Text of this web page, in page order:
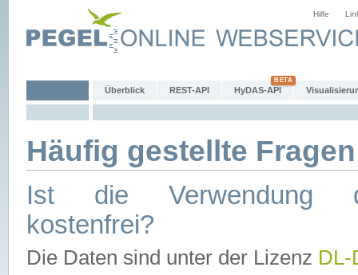
Hilfe
Überblick REST-API HyDAS-API
Häufig gestellte
Ist die Verwendung
kostenfrei?
Die Daten sind unter der Lizenz